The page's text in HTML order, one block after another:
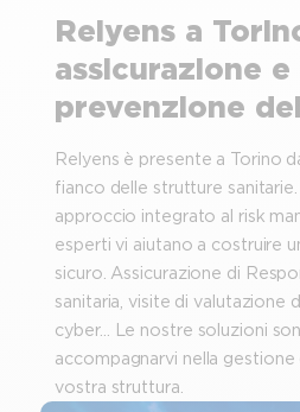
Relyens a
assicurazione e
prevenzione
Relyens è presente a Torino
fianco delle strutture
approccio integrato al risk
esperti vi aiutano a costruire
sicuro. Assicurazione di
sanitaria, visite di valutazione
cyber… Le nostre soluzioni
accompagnarvi nella gestione
vostra struttura.